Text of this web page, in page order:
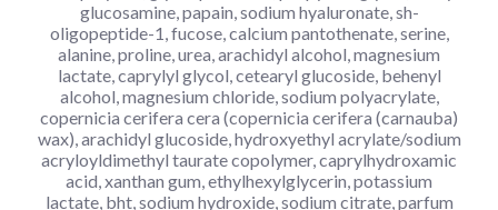
glucosamine, papain, sodium hyaluronate, sh-
oligopeptide-1, fucose, calcium pantothenate, serine,
alanine, proline, urea, arachidyl alcohol, magnesium
lactate, caprylyl glycol, cetearyl glucoside, behenyl
alcohol, magnesium chloride, sodium polyacrylate,
copernicia cerifera cera (copernicia cerifera (carnauba)
wax), arachidyl glucoside, hydroxyethyl acrylate/sodium
acryloyldimethyl taurate copolymer, caprylhydroxamic
acid, xanthan gum, ethylhexylglycerin, potassium
lactate, bht, sodium hydroxide, sodium citrate, parfum